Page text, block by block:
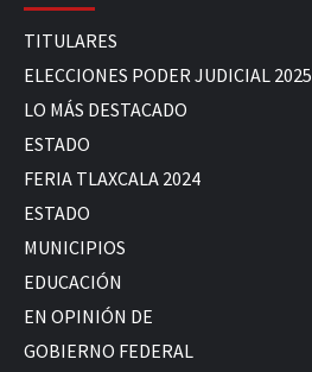
TITULARES
ELECCIONES PODER JUDICIAL 2025
LO MÁS DESTACADO
ESTADO
FERIA TLAXCALA 2024
ESTADO
MUNICIPIOS
EDUCACIÓN
EN OPINIÓN DE
GOBIERNO FEDERAL